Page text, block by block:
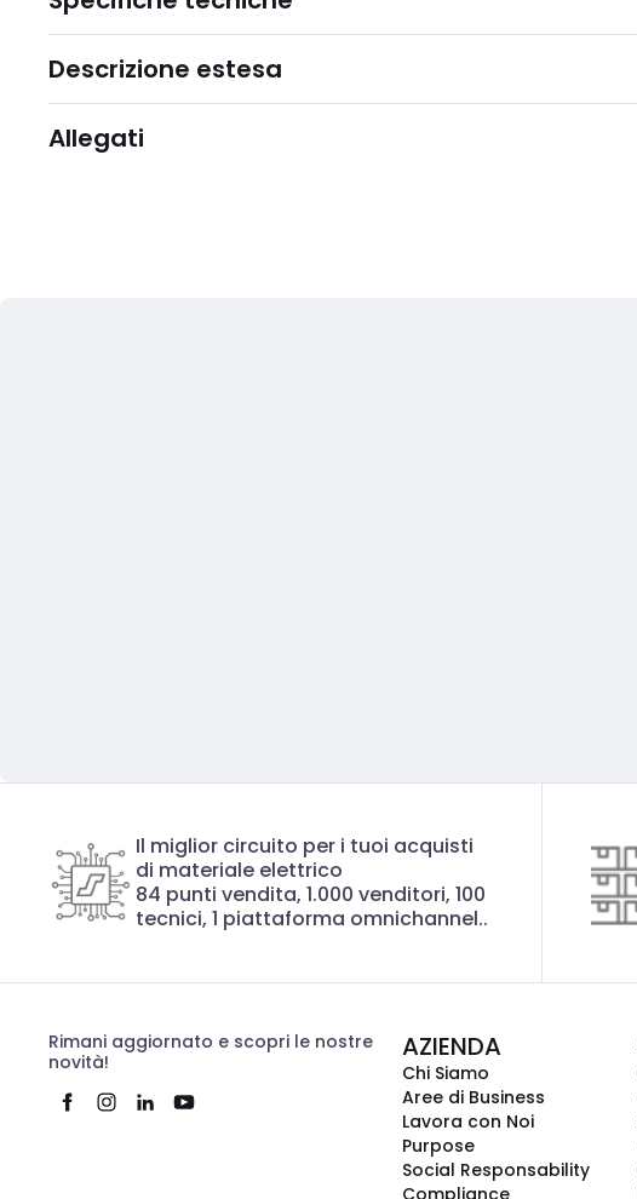
Descrizione estesa
Allegati
Il miglior circuito per i tuoi acquisti
di materiale elettrico
84 punti vendita, 1.000 venditori, 100
tecnici, 1 piattaforma omnichannel..
Rimani aggiornato e scopri le nostre
novità!
AZIENDA
Chi Siamo
Aree di Business
Lavora con Noi
Purpose
Social Responsability
Compliance